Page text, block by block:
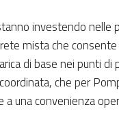
investendo nelle
mista che consente
di base nei punti di
che per
a una convenienza